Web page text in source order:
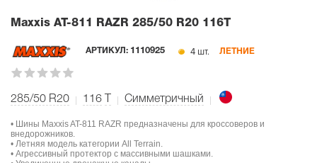
Maxxis AT-811 RAZR 285/50 R20 116T
АРТИКУЛ: 1110925 4 шт. ЛЕТНИЕ
285/50 R20 116 Симметричный
• Шины Maxxis AT-811 RAZR предназначены для кроссоверов и
внедорожников.
• Летняя модель категории All Terrain.
• Агрессивный протектор с массивными шашками.